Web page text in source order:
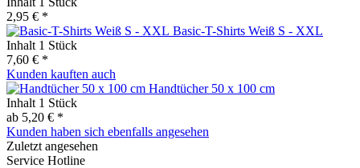
2,95 € *
Basic-T-Shirts Weiß S - XXL
Inhalt 1 Stück
7,60 € *
Kunden kauften auch
Handtücher 50 x 100 cm
Inhalt 1 Stück
ab 5,20 € *
Kunden haben sich ebenfalls angesehen
Zuletzt angesehen
Service Hotline